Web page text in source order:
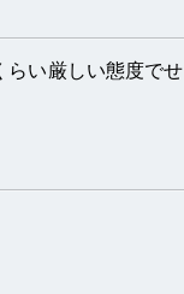
らい厳しい態度でせ